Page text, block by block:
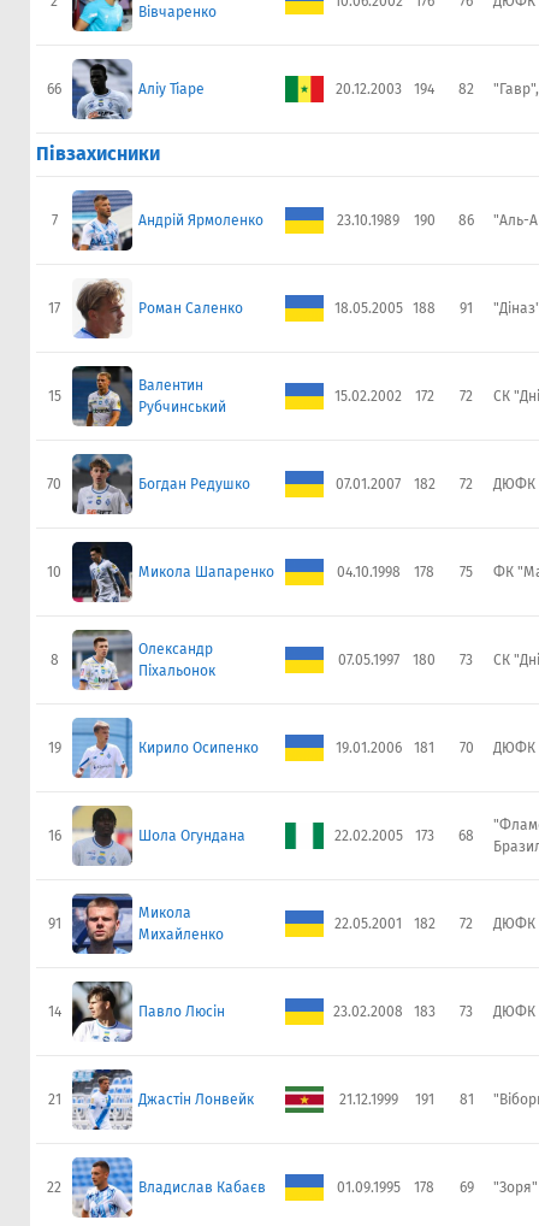
Вівчаренко
66 Аліу Тіаре 20.12.2003 194 82
Півзахисники
7 Андрій Ярмоленко 23.10.1989 190 86 "Аль-
17 Роман Саленко 18.05.2005 188 91
15
Валентин
Рубчинський
15.02.2002 172 72 СК
70 Богдан Редушко 07.01.2007 182 72 ДЮФК
10 Микола Шапаренко 04.10.1998 178 75 ФК
8
Олександр
Піхальонок
07.05.1997 180 73 СК
19 Кирило Осипенко 19.01.2006 181 70 ДЮФК
16 Шола Огундана 22.02.2005 173 68
91
Микола
Михайленко
22.05.2001 182 72 ДЮФК
14 Павло Люсін 23.02.2008 183 73 ДЮФК
21 Джастін Лонвейк 21.12.1999 191 81
22 Владислав Кабаєв 01.09.1995 178 69 "Зоря"